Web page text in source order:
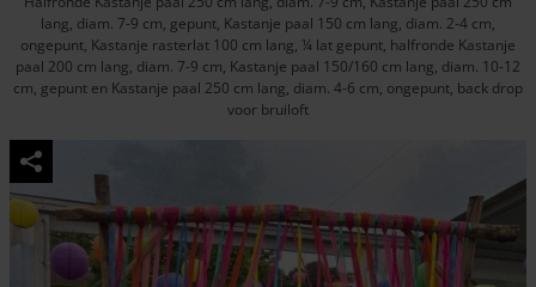
lang, diam. 7-9 cm, gepunt, Kastanje paal 150 cm lang, diam. 2-4 cm,
ongepunt, Kastanje rasterlat 100 cm lang, ¼ lat gepunt, halfronde Kastanje
paal 200 cm lang, diam. 7-9 cm, Kastanje paal 150/160 cm lang, diam. 10-12
cm, gepunt en Kastanje paal 250 cm lang, diam. 4-6 cm, ongepunt, back drop
voor bruiloft